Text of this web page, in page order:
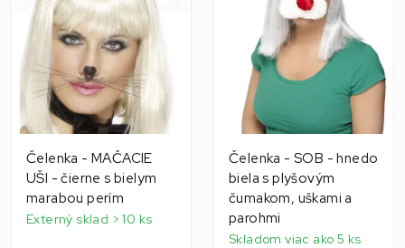
Čelenka - MAČACIE
UŠI - čierne s bielym
marabou perím
Externý sklad > 10 ks
Čelenka - SOB - hnedo
biela s plyšovým
čumakom, uškami a
parohmi
Skladom viac ako 5 ks